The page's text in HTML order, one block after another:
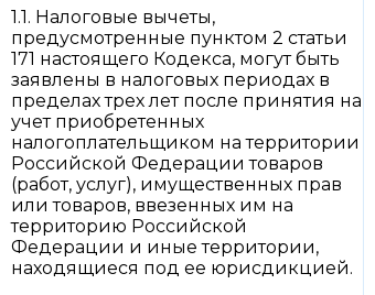
1.1. Налоговые вычеты,
предусмотренные пунктом 2 статьи
171 настоящего Кодекса, могут быть
заявлены в налоговых периодах в
пределах трех лет после принятия на
учет приобретенных
налогоплательщиком на территории
Российской Федерации товаров
(работ, услуг), имущественных прав
или товаров, ввезенных им на
территорию Российской
Федерации и иные территории,
находящиеся под ее юрисдикцией.